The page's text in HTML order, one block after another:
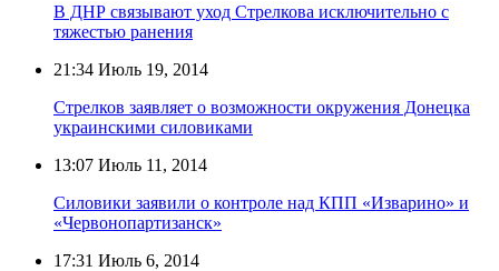
В ДНР связывают уход Стрелкова исключительно с
тяжестью ранения
21:34 Июль 19, 2014
Стрелков заявляет о возможности окружения Донецка
украинскими силовиками
13:07 Июль 11, 2014
Силовики заявили о контроле над КПП «Изварино» и
«Червонопартизанск»
17:31 Июль 6, 2014